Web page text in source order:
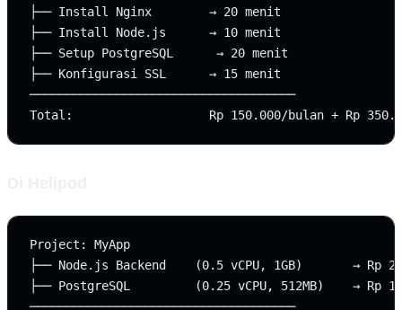
├── Install Nginx        → 20 menit
├── Install Node.js      → 10 menit
├── Setup PostgreSQL      → 20 menit
├── Konfigurasi SSL      → 15 menit
─────────────────────────────────────
Project: MyApp
├── Node.js Backend    (0.5 vCPU, 1GB)       → Rp
├── PostgreSQL         (0.25 vCPU, 512MB)    → Rp
─────────────────────────────────────